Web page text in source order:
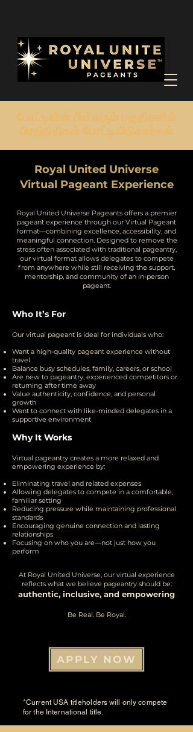
போட்டியின் பின்வரும் பகுதிகளில்
பிரதிநிதிகள் போட்டியிடுவார்கள்
Royal United Universe
Virtual Pageant Experience
Royal United Universe Pageants offers a premier
pageant experience through our Virtual Pageant
format—combining excellence, accessibility, and
meaningful connection. Designed to remove the
stress often associated with traditional pageantry,
our virtual format allows delegates to compete
from anywhere while still receiving the support,
mentorship, and community of an in-person
pageant.
Who It’s For
Our virtual pageant is ideal for individuals who:
Want a high-quality pageant experience without
travel
Balance busy schedules, family, careers, or school
Are new to pageantry, experienced competitors or
returning after time away
Value authenticity, confidence, and personal
growth
Want to connect with like-minded delegates in a
supportive environment
Why It Works
Virtual pageantry creates a more relaxed and
empowering experience by:
Eliminating travel and related expenses
Allowing delegates to compete in a comfortable,
familiar setting
Reducing pressure while maintaining professional
standards
Encouraging genuine connection and lasting
relationships
Focusing on who you are—not just how you
perform
At Royal United Universe, our virtual experience
reflects what we believe pageantry should be:
authentic, inclusive, and empowering
Be Real. Be Royal.
APPLY NOW
*Current USA titleholders will only compete
for the International title.